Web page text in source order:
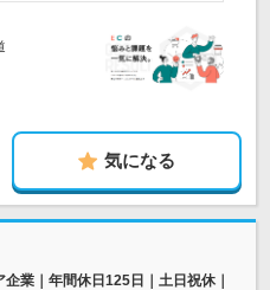
気になる
業｜年間休日125日｜土日祝休｜